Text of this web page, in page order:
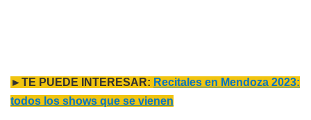
►TE PUEDE INTERESAR: Recitales en Mendoza 2023:
todos los shows que se vienen